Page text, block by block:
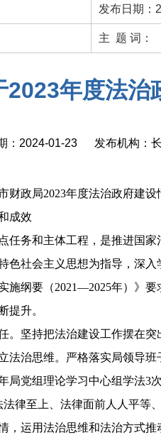
发布日期：
主 题 词：
年度法治
：2024-01-23 发布机构：
政局2023年度法治政府建设
成效
任务和主体工程，是推进国家
色社会主义思想为指导，深
施纲要（2021—2025年）》
提升。
。坚持把法治建设工作摆在
法治思维。严格落实局领导
局党组理论学习中心组学法3
律至上、法律面前人人平等
，运用法治思维和法治方式